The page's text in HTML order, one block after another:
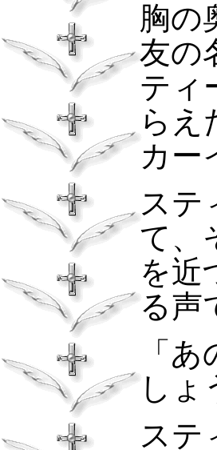
胸の
友の
ティ
らえ
カー
ステ
て、
を近
る声
「
しょ
ステ